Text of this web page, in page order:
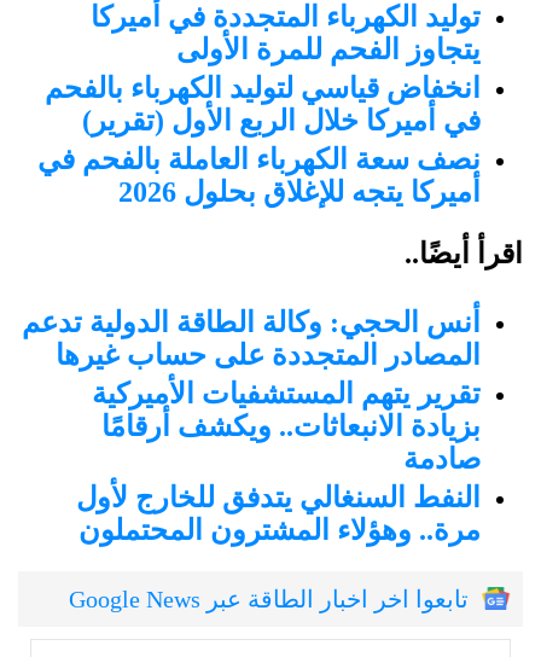
توليد الكهرباء المتجددة في أميركا
يتجاوز الفحم للمرة الأولى
انخفاض قياسي لتوليد الكهرباء بالفحم
في أميركا خلال الربع الأول (تقرير)
نصف سعة الكهرباء العاملة بالفحم في
أميركا يتجه للإغلاق بحلول 2026
اقرأ أيضًا..
أنس الحجي: وكالة الطاقة الدولية تدعم
المصادر المتجددة على حساب غيرها
تقرير يتهم المستشفيات الأميركية
بزيادة الانبعاثات.. ويكشف أرقامًا
صادمة
النفط السنغالي يتدفق للخارج لأول
مرة.. وهؤلاء المشترون المحتملون
تابعوا اخر اخبار الطاقة عبر Google News